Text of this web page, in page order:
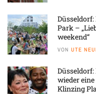
Park –
weekend“
VON UTE
wieder
Klinzing